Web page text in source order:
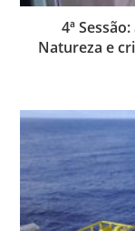
4ª
Natureza e